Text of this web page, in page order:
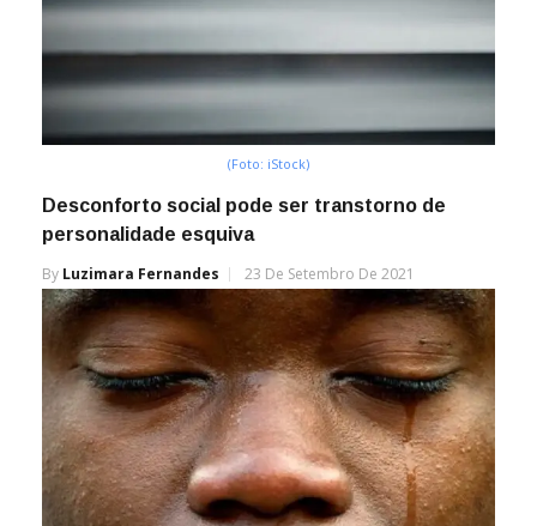
(Foto: iStock)
Desconforto social pode ser transtorno de
personalidade esquiva
By Luzimara Fernandes 23 De Setembro De 2021